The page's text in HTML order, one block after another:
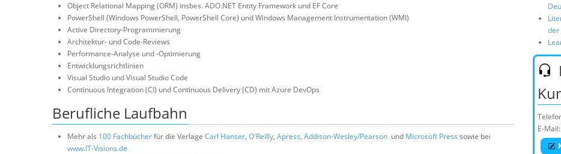
Object Relational Mapping (ORM) insbes. ADO.NET Entity Framework und EF Core
PowerShell (Windows PowerShell, PowerShell Core) und Windows Management Instrumentation (WMI)
Active Directory-Programmierung
Architektur- und Code-Reviews
Performance-Analyse und -Optimierung
Entwicklungsrichtlinien
Visual Studio und Visual Studio Code
Continuous Integration (CI) und Continuous Delivery (CD) mit Azure DevOps
Berufliche Laufbahn
Mehr als 100 Fachbücherfür die Verlage Carl Hanser, O'Reilly, Apress, Addison-Wesley/Pearson und Microsoft Press sowie bei
www.IT-Visions.de
der
E-Mail: